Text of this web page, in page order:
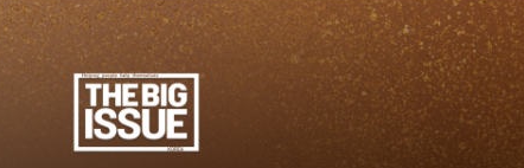
광고 · 제휴 빅이슈 서포터즈